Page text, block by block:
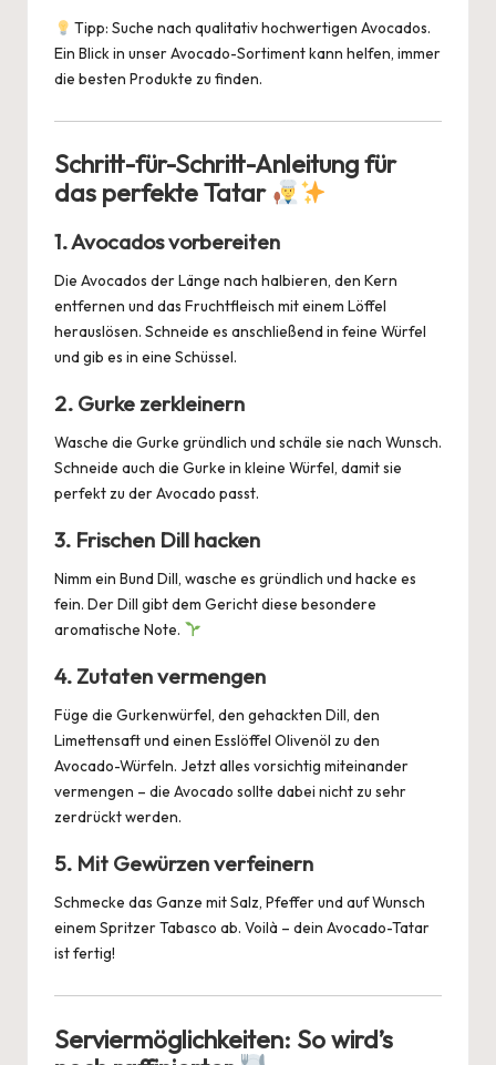
Tipp: Suche nach qualitativ hochwertigen Avocados.
Ein Blick in unserAvocado-Sortiment kann helfen, immer
die besten Produkte zu finden.
Schritt-für-Schritt-Anleitung für
das perfekte Tatar
1. Avocados vorbereiten
Die Avocados der Länge nach halbieren, den Kern
entfernen und das Fruchtfleisch mit einem Löffel
herauslösen. Schneide es anschließend in feine Würfel
und gib es in eine Schüssel.
2. Gurke zerkleinern
Wasche die Gurke gründlich und schäle sie nach Wunsch.
Schneide auch die Gurke in kleine Würfel, damit sie
perfekt zu der Avocado passt.
3. Frischen Dill hacken
Nimm ein Bund Dill, wasche es gründlich und hacke es
fein. Der Dill gibt dem Gericht diese besondere
aromatische Note.
4. Zutaten vermengen
Füge die Gurkenwürfel, den gehackten Dill, den
Limettensaft und einen Esslöffel Olivenöl zu den
Avocado-Würfeln. Jetzt alles vorsichtig miteinander
vermengen – die Avocado sollte dabei nicht zu sehr
zerdrückt werden.
5. Mit Gewürzen verfeinern
Schmecke das Ganze mit Salz, Pfeffer und auf Wunsch
einem Spritzer Tabasco ab. Voilà – dein Avocado-Tatar
ist fertig!
Serviermöglichkeiten: So wird’s